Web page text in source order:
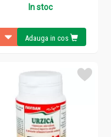
In stoc
Adauga in cos